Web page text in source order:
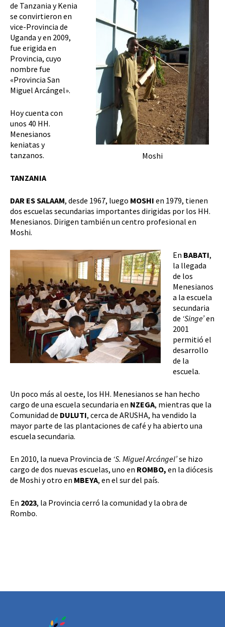
Moshi
de Tanzania y Kenia
se convirtieron en
vice-Provincia de
Uganda y en 2009,
fue erigida en
Provincia, cuyo
nombre fue
«Provincia San
Miguel Arcángel».
Hoy cuenta con
unos 40 HH.
Menesianos
keniatas y
tanzanos.
TANZANIA
DAR ES SALAAM, desde 1967, luego MOSHI en 1979, tienen
dos escuelas secundarias importantes dirigidas por los HH.
Menesianos. Dirigen también un centro profesional en
Moshi.
En BABATI,
la llegada
de los
Menesianos
a la escuela
secundaria
de ‘Singe’en
2001
permitió el
desarrollo
de la
escuela.
Un poco más al oeste, los HH. Menesianos se han hecho
cargo de una escuela secundaria en NZEGA, mientras que la
Comunidad de DULUTI, cerca de ARUSHA, ha vendido la
mayor parte de las plantaciones de café y ha abierto una
escuela secundaria.
En 2010, la nueva Provincia de ‘S. Miguel Arcángel’se hizo
cargo de dos nuevas escuelas, uno en ROMBO, en la diócesis
de Moshi y otro en MBEYA, en el sur del país.
En 2023, la Provincia cerró la comunidad y la obra de
Rombo.